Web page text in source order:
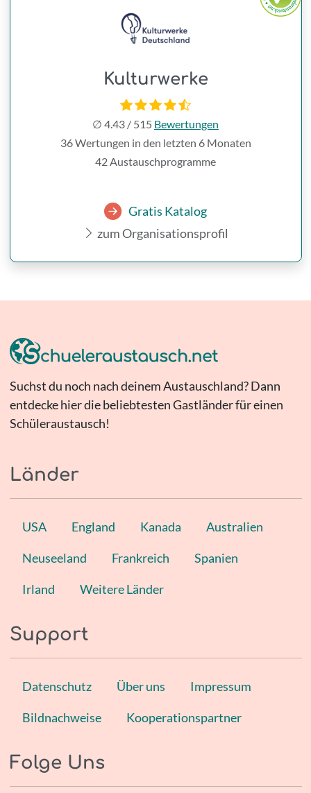
Kulturwerke
∅ 4.43 / 515 Bewertungen
36 Wertungen in den letzten 6 Monaten
42 Austauschprogramme
Gratis Katalog
zum Organisationsprofil
Suchst du noch nach deinem Austauschland? Dann
entdecke hier die beliebtesten Gastländer für einen
Schüleraustausch!
Länder
USA England Kanada Australien
Neuseeland Frankreich Spanien
Irland Weitere Länder
Support
Datenschutz Über uns Impressum
Bildnachweise Kooperationspartner
Folge Uns